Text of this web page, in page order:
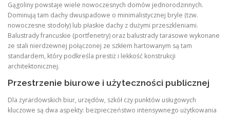
Gągoliny powstaje wiele nowoczesnych domów jednorodzinnych.
Dominują tam dachy dwuspadowe o minimalistycznej bryle (tzw.
nowoczesne stodoły) lub płaskie dachy z dużymi przeszkleniami.
Balustrady francuskie (portfenetry) oraz balustrady tarasowe wykonane
ze stali nierdzewnej połączonej ze szkłem hartowanym są tam
standardem, który podkreśla prestiż i lekkość konstrukcji
architektonicznej.
Przestrzenie biurowe i użyteczności publicznej
Dla żyrardowskich biur, urzędów, szkół czy punktów usługowych
kluczowe są dwa aspekty: bezpieczeństwo intensywnego użytkowania